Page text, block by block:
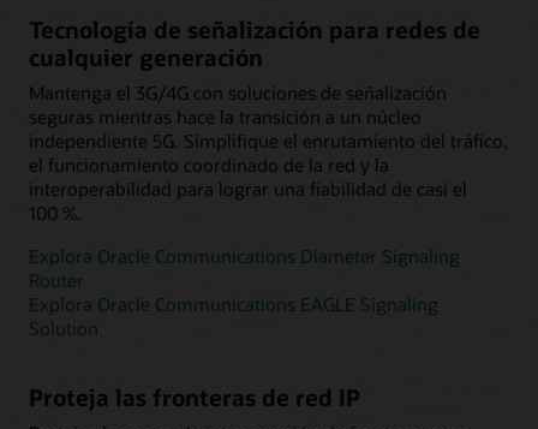
Tecnología de señalización para redes de
cualquier generación
Mantenga el 3G/4G con soluciones de señalización
seguras mientras hace la transición a un núcleo
independiente 5G. Simplifique el enrutamiento del tráfico,
el funcionamiento coordinado de la red y la
interoperabilidad para lograr una fiabilidad de casi el
100 %.
Explora Oracle Communications Diameter Signaling
Router
Explora Oracle Communications EAGLE Signaling
Solution
Proteja las fronteras de red IP